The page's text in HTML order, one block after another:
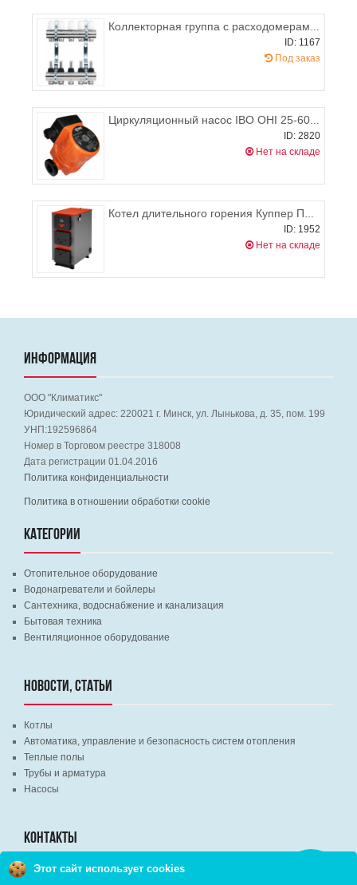
Коллекторная группа с расходомерами и регулировочными клапанами PROFACTOR на 4 выхода
ID: 1167
Под заказ
Циркуляционный насос IBO OHI 25-60/130
ID: 2820
Нет на складе
Котел длительного горения Куппер ПРО 42 кВт
ID: 1952
Нет на складе
ИНФОРМАЦИЯ
ООО "Климатикс"
Юридический адрес: 220021 г. Минск, ул. Лынькова, д. 35, пом. 199
УНП:192596864
Номер в Торговом реестре 318008
Дата регистрации 01.04.2016
Политика конфиденциальности
Политика в отношении обработки cookie
КАТЕГОРИИ
Отопительное оборудование
Водонагреватели и бойлеры
Сантехника, водоснабжение и канализация
Бытовая техника
Вентиляционное оборудование
НОВОСТИ, СТАТЬИ
Котлы
Автоматика, управление и безопасность систем отопления
Теплые полы
Трубы и арматура
Насосы
КОНТАКТЫ
г. Минск, ВЦ "Экспобел", строительный рынок, павильон № 8c
Этот сайт использует cookies